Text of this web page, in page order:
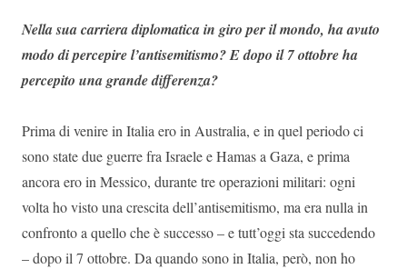
Nella sua carriera diplomatica in giro per il mondo, ha avuto
modo di percepire l’antisemitismo? E dopo il 7 ottobre ha
percepito una grande differenza?
Prima di venire in Italia ero in Australia, e in quel periodo ci
sono state due guerre fra Israele e Hamas a Gaza, e prima
ancora ero in Messico, durante tre operazioni militari: ogni
volta ho visto una crescita dell’antisemitismo, ma era nulla in
confronto a quello che è successo – e tutt’oggi sta succedendo
– dopo il 7 ottobre. Da quando sono in Italia, però, non ho